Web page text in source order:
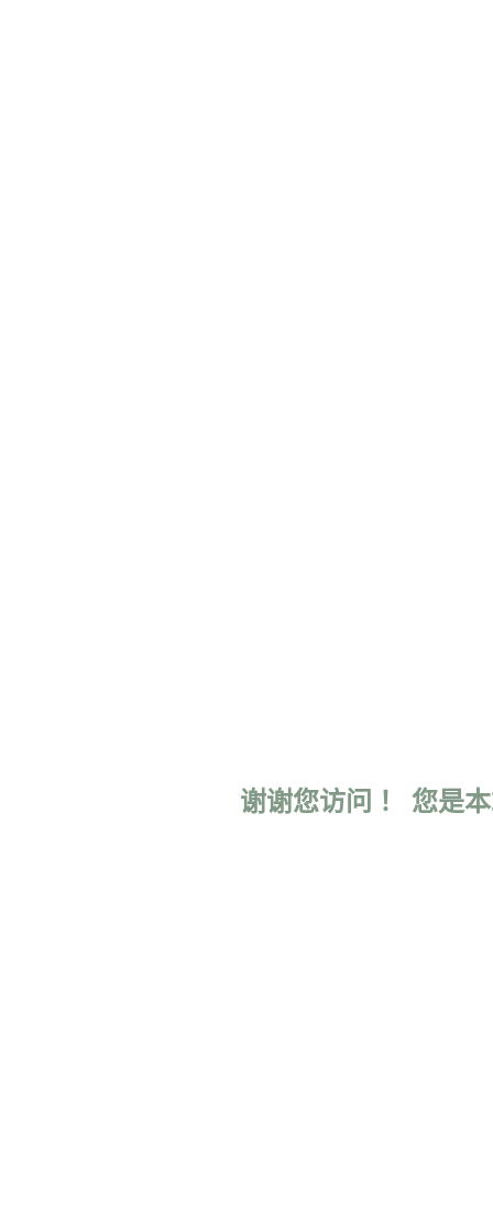
谢谢您访问 ！ 您是